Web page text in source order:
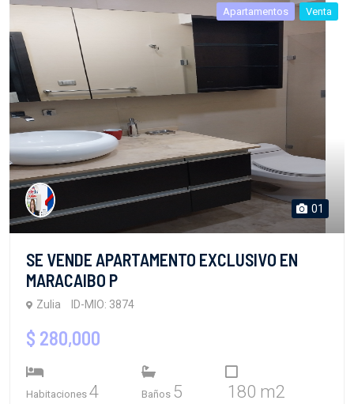
Apartamentos Venta
01
SE VENDE APARTAMENTO EXCLUSIVO EN
MARACAIBO P
Zulia ID-MIO: 3874
$ 280,000
Habitaciones 4 Baños 5 180 m2